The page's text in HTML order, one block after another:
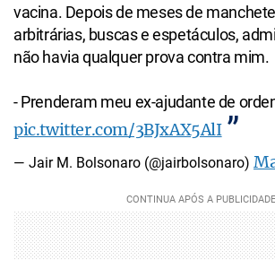
vacina. Depois de meses de
arbitrárias, buscas e espetáculos,
não havia qualquer prova contra mim.
- Prenderam meu ex-ajudante de
pic.twitter.com/3BJxAX5AlI
— Jair M. Bolsonaro (@jairbolsonaro)